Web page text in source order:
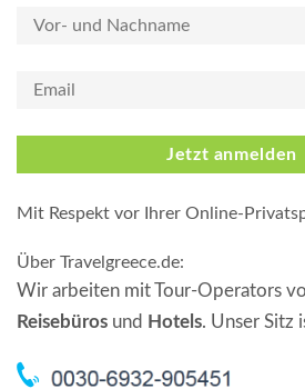
Jetzt anmelden
Mit Respekt vor Ihrer Online-
Über Travelgreece.de:
Wir arbeiten mit Tour-Operators
Reisebüros und Hotels. Unser Sitz